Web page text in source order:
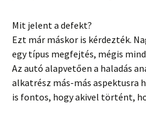
Mit jelent a defekt?
Ezt már máskor is kérdezték.
egy típus megfejtés, mégis
Az autó alapvetően a haladás
alkatrész más-más aspektusra
is fontos, hogy akivel történt,